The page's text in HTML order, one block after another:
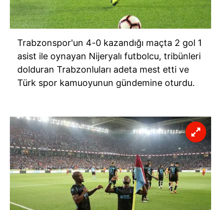
Trabzonspor'un 4-0 kazandığı maçta 2 gol 1
asist ile oynayan Nijeryalı futbolcu, tribünleri
dolduran Trabzonluları adeta mest etti ve
Türk spor kamuoyunun gündemine oturdu.